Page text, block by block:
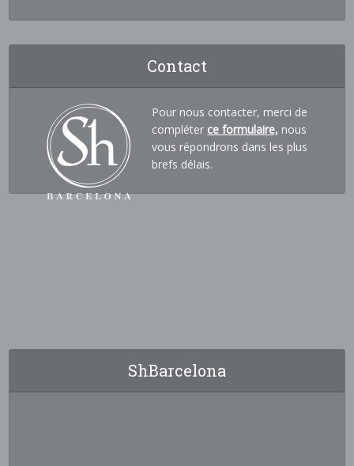
Contact
Pour nous contacter, merci de
compléter ce formulaire, nous
vous répondrons dans les plus
brefs délais.
ShBarcelona